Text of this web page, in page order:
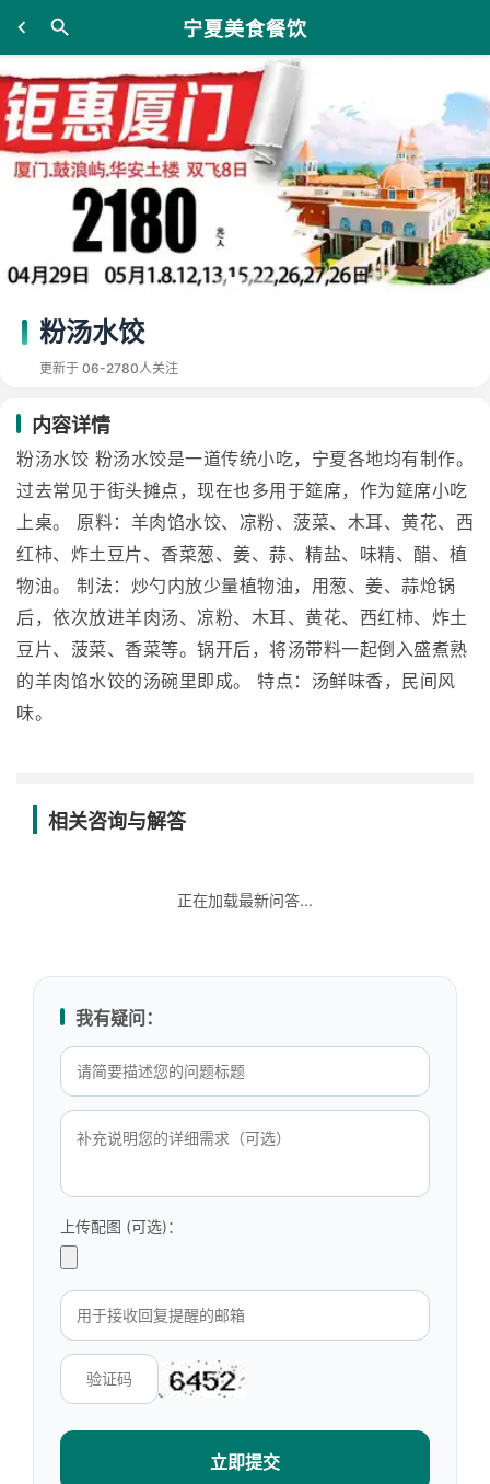
宁夏美食餐饮
粉汤水饺
更新于 06-2780人关注
内容详情
粉汤水饺 粉汤水饺是一道传统小吃，宁夏各地均有制作。
过去常见于街头摊点，现在也多用于筵席，作为筵席小吃
上桌。 原料：羊肉馅水饺、凉粉、菠菜、木耳、黄花、西
红柿、炸土豆片、香菜葱、姜、蒜、精盐、味精、醋、植
物油。 制法：炒勺内放少量植物油，用葱、姜、蒜炝锅
后，依次放进羊肉汤、凉粉、木耳、黄花、西红柿、炸土
豆片、菠菜、香菜等。锅开后，将汤带料一起倒入盛煮熟
的羊肉馅水饺的汤碗里即成。 特点：汤鲜味香，民间风
味。
相关咨询与解答
正在加载最新问答...
我有疑问：
上传配图 (可选)：
立即提交